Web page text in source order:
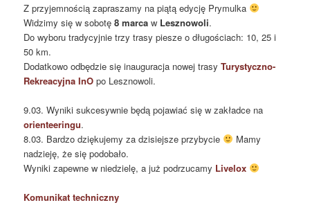
Z przyjemnością zapraszamy na piątą edycję Prymulka
Widzimy się w sobotę8 marca w Lesznowoli.
Do wyboru tradycyjnie trzy trasy piesze o długościach: 10, 25 i
50 km.
Dodatkowo odbędzie się inauguracja nowej trasyTurystyczno-
Rekreacyjna InO po Lesznowoli.
9.03. Wyniki sukcesywnie będą pojawiać się w zakładce na
orienteeringu.
8.03. Bardzo dziękujemy za dzisiejsze przybycie
Mamy
nadzieję, że się podobało.
Wyniki zapewne w niedzielę, a już podrzucamy Livelox
Komunikat techniczny